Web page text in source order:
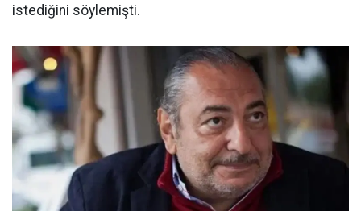
istediğini söylemişti.